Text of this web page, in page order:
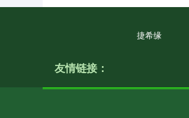
捷希缘
友情链接：